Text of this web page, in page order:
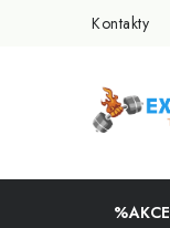
Kontakty
%AKCE